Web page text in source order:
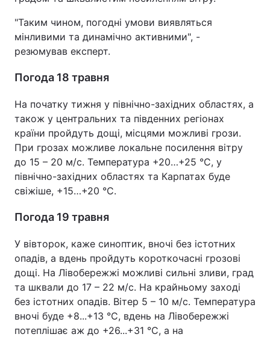
"Таким чином, погодні умови виявляться
мінливими та динамічно активними", -
резюмував експерт.
Погода 18 травня
На початку тижня у північно-західних областях, а
також у центральних та південних регіонах
країни пройдуть дощі, місцями можливі грози.
При грозах можливе локальне посилення вітру
до 15 – 20 м/с. Температура +20…+25 °С, у
північно-західних областях та Карпатах буде
свіжіше, +15…+20 °С.
Погода 19 травня
У вівторок, каже синоптик, вночі без істотних
опадів, а вдень пройдуть короткочасні грозові
дощі. На Лівобережжі можливі сильні зливи, град
та шквали до 17 – 22 м/с. На крайньому заході
без істотних опадів. Вітер 5 – 10 м/с. Температура
вночі буде +8...+13 °С, вдень на Лівобережжі
потеплішає аж до +26...+31 °С, а на